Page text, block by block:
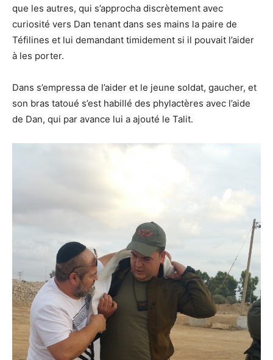
que les autres, qui s’approcha discrètement avec
curiosité vers Dan tenant dans ses mains la paire de
Téfilines et lui demandant timidement si il pouvait l’aider
à les porter.
Dans s’empressa de l’aider et le jeune soldat, gaucher, et
son bras tatoué s’est habillé des phylactères avec l’aide
de Dan, qui par avance lui a ajouté le Talit.